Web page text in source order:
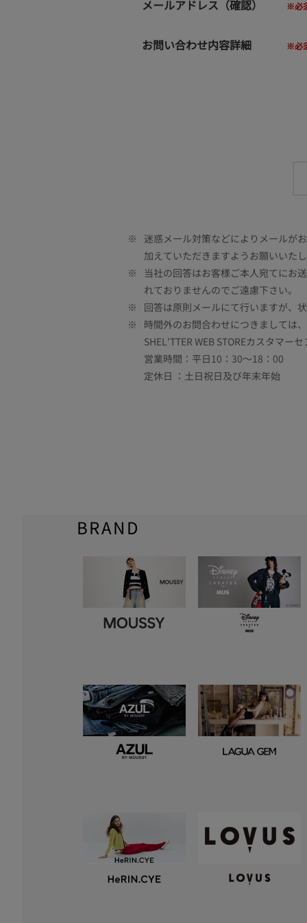
メールアドレス（確認）
お問い合わせ内容詳細
※
迷惑メール対策などによりメールが
加えていただきますようお願いいた
※
当社の回答はお客様ご本人宛てにお
れておりませんのでご遠慮下さい。
※
回答は原則メールにて行いますが、
※
時間外のお問合わせにつきましては
SHEL'TTER WEB STOREカスタマー
営業時間：平日10：30～18：00
定休日 ：土日祝日及び年末年始
BRAND